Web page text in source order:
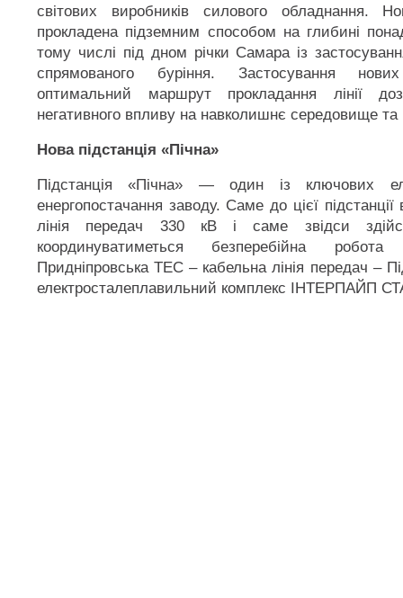
світових виробників силового обладнання.
прокладена підземним способом на глибині
тому числі під дном річки Самара із
спрямованого буріння. Застосування
оптимальний маршрут прокладання лінії
негативного впливу на навколишнє середовище та
Нова підстанція «Пічна»
Підстанція «Пічна» — один із ключових
енергопостачання заводу. Саме до цієї
лінія передач 330 кВ і саме звідси
координуватиметься безперебійна
Придніпровська ТЕС – кабельна лінія передач –
електросталеплавильний комплекс ІНТЕРПАЙП